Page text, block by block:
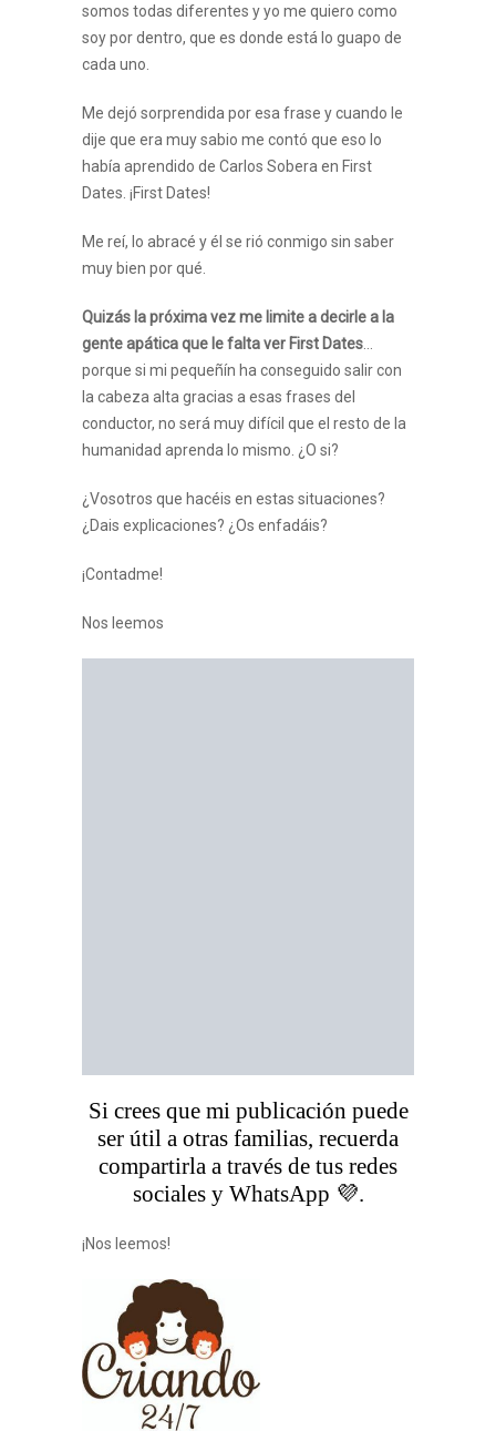
somos todas diferentes y yo me quiero como
soy por dentro, que es donde está lo guapo de
cada uno.
Me dejó sorprendida por esa frase y cuando le
dije que era muy sabio me contó que eso lo
había aprendido de Carlos Sobera en First
Dates. ¡First Dates!
Me reí, lo abracé y él se rió conmigo sin saber
muy bien por qué.
Quizás la próxima vez me limite a decirle a la
gente apática que le falta ver First Dates
porque si mi pequeñín ha conseguido salir con
la cabeza alta gracias a esas frases del
conductor, no será muy difícil que el resto de la
humanidad aprenda lo mismo. ¿O si?
¿Vosotros que hacéis en estas situaciones?
¿Dais explicaciones? ¿Os enfadáis?
¡Contadme!
Nos leemos
Si crees que mi publicación puede
ser útil a otras familias, recuerda
compartirla a través de tus redes
sociales y WhatsApp 💜.
¡Nos leemos!